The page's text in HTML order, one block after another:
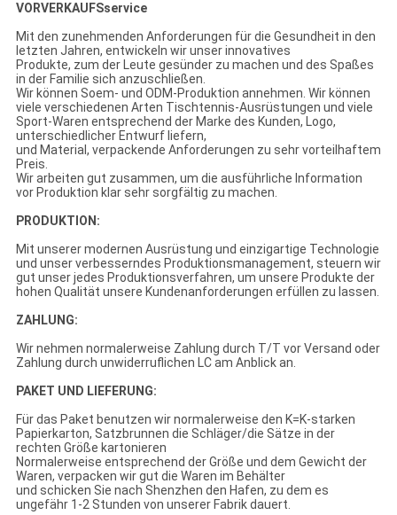
VORVERKAUFSservice
Mit den zunehmenden Anforderungen für die Gesundheit in den
letzten Jahren, entwickeln wir unser innovatives
Produkte, zum der Leute gesünder zu machen und des Spaßes
in der Familie sich anzuschließen.
Wir können Soem- und ODM-Produktion annehmen. Wir können
viele verschiedenen Arten Tischtennis-Ausrüstungen und viele
Sport-Waren entsprechend der Marke des Kunden, Logo,
unterschiedlicher Entwurf liefern,
und Material, verpackende Anforderungen zu sehr vorteilhaftem
Preis.
Wir arbeiten gut zusammen, um die ausführliche Information
vor Produktion klar sehr sorgfältig zu machen.
PRODUKTION:
Mit unserer modernen Ausrüstung und einzigartige Technologie
und unser verbesserndes Produktionsmanagement, steuern wir
gut unser jedes Produktionsverfahren, um unsere Produkte der
hohen Qualität unsere Kundenanforderungen erfüllen zu lassen.
ZAHLUNG:
Wir nehmen normalerweise Zahlung durch T/T vor Versand oder
Zahlung durch unwiderruflichen LC am Anblick an.
PAKET UND LIEFERUNG:
Für das Paket benutzen wir normalerweise den K=K-starken
Papierkarton, Satzbrunnen die Schläger/die Sätze in der
rechten Größe kartonieren
Normalerweise entsprechend der Größe und dem Gewicht der
Waren, verpacken wir gut die Waren im Behälter
und schicken Sie nach Shenzhen den Hafen, zu dem es
ungefähr 1-2 Stunden von unserer Fabrik dauert.